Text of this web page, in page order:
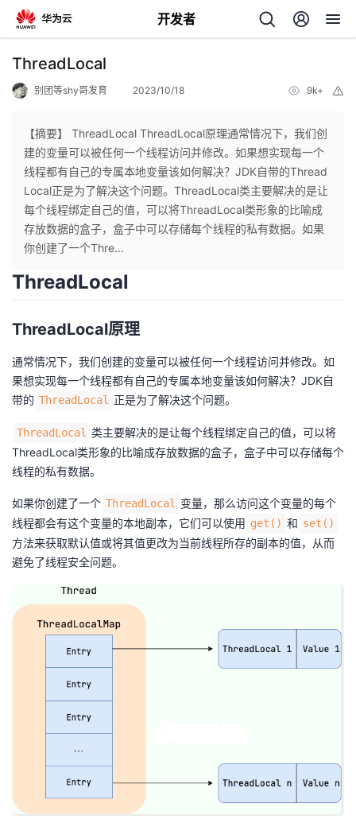
开发者
返
个
人
我
者
的
博
客
我
的
论
我
的
我
者
Programs
支
ThreadLocal
别团等shy哥发育 2023/10/18 9k+
【摘要】 ThreadLocal ThreadLocal原理通常情况下，我们创
建的变量可以被任何一个线程访问并修改。如果想实现每一个
线程都有自己的专属本地变量该如何解决？JDK自带的Thread
Local正是为了解决这个问题。ThreadLocal类主要解决的是让
每个线程绑定自己的值，可以将ThreadLocal类形象的比喻成
存放数据的盒子，盒子中可以存储每个线程的私有数据。如果
你创建了一个Thre...
ThreadLocal
ThreadLocal原理
通常情况下，我们创建的变量可以被任何一个线程访问并修改。如
果想实现每一个线程都有自己的专属本地变量该如何解决？JDK自
带的 ThreadLocal 正是为了解决这个问题。
ThreadLocal
类主要解决的是让每个线程绑定自己的值，可以将
ThreadLocal类形象的比喻成存放数据的盒子，盒子中可以存储每个
线程的私有数据。
如果你创建了一个 ThreadLocal
变量，那么访问这个变量的每个
线程都会有这个变量的本地副本，它们可以使用 get() 和 set()
方法来获取默认值或将其值更改为当前线程所存的副本的值，从而
避免了线程安全问题。